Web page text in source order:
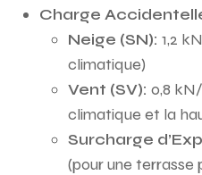
Charge
Neige (SN): 1,2
climatique)
Vent (SV): 0,8
climatique et la
Surcharge
(pour une terrasse